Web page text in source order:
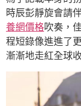
時辰彭靜旋會請
養網價格吹奏，
程短錄像進進了
漸漸地走紅全球